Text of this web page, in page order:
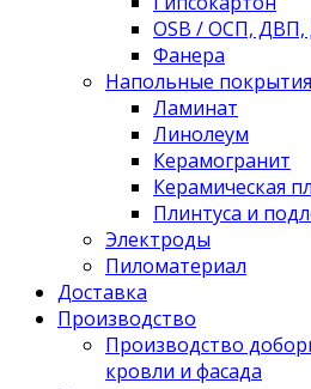
OSB / ОСП,
Фанера
Напольные покрытия
Ламинат
Линолеум
Керамогранит
Керамическая
Плинтуса и
Электроды
Пиломатериал
Доставка
Производство
Производство
кровли и фасада